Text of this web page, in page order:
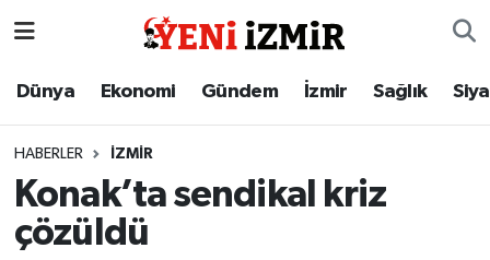
Dünya Ekonomi Gündem İzmir Sağlık
HABERLER İZMIR
Konak’ta sendikal kriz
çözüldü
Dünya
Gündem
İzmir
İzmir Nöbetçi Eczaneler
İzmir Namaz Vakitleri
İzmir Trafik Yoğunluk Haritası